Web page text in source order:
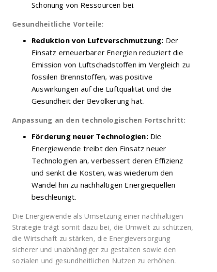
Schonung von Ressourcen bei.
Gesundheitliche Vorteile:
Reduktion von Luftverschmutzung: Der
Einsatz erneuerbarer Energien reduziert die
Emission von Luftschadstoffen im Vergleich zu
fossilen Brennstoffen, was positive
Auswirkungen auf die Luftqualität und die
Gesundheit der Bevölkerung hat.
Anpassung an den technologischen Fortschritt:
Förderung neuer Technologien:Die
Energiewende treibt den Einsatz neuer
Technologien an, verbessert deren Effizienz
und senkt die Kosten, was wiederum den
Wandel hin zu nachhaltigen Energiequellen
beschleunigt.
Die Energiewende als Umsetzung einer nachhaltigen
Strategie trägt somit dazu bei, die Umwelt zu schützen,
die Wirtschaft zu stärken, die Energieversorgung
sicherer und unabhängiger zu gestalten sowie den
sozialen und gesundheitlichen Nutzen zu erhöhen.